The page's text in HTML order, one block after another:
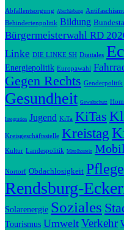
Abfallentsorgung Abschiebung
Behindertenpolitik Bildung
Bürgermeisterwahl RD
Linke DIE LINKE SH Digitales
Energiepolitik Europawahl
Gegen Rechts Genderpolitik
Gesundheit Gewaltschutz
Integration Jugend KiTa KiTas
Kreisgeschäftsstelle Kreistag
Kultur Landespolitik Mittelhostein
Nortorf Obdachlosigkeit Pflege
Rendsburg-
Solarenergie Soziales
Tourismus Umwelt Verkehr